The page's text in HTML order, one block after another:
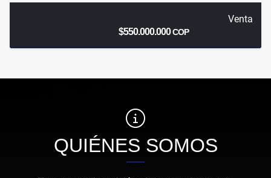
Venta
$550.000.000COP
QUIÉNES SOMOS